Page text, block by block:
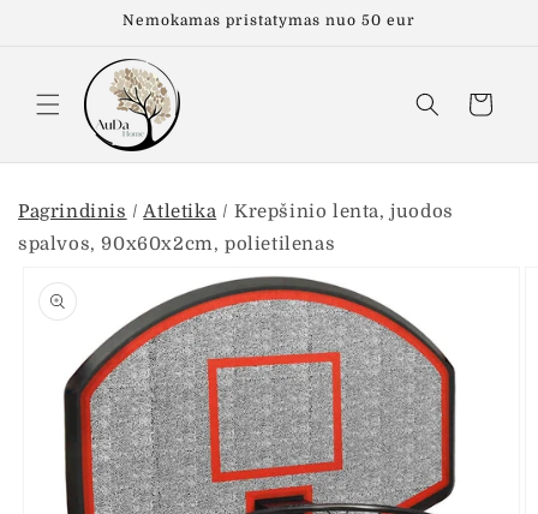
Nemokamas pristatymas nuo 50 eur
Krepšelis
Pagrindinis /Atletika /Krepšinio lenta, juodos
spalvos, 90x60x2cm, polietilenas
informacijos
apie gaminį